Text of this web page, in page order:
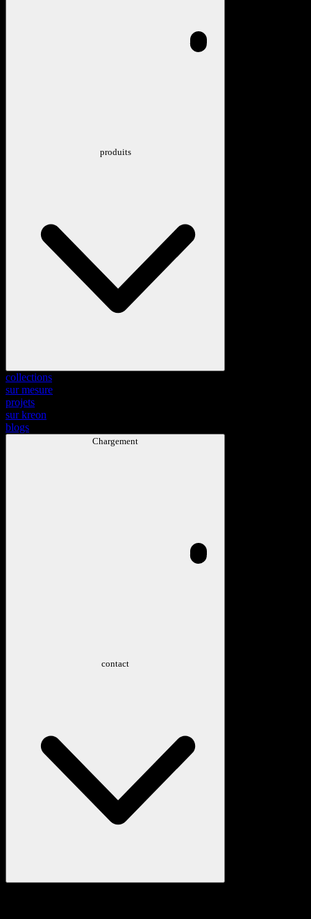
produits
collections
sur mesure
projets
sur kreon
blogs
Chargement
contact